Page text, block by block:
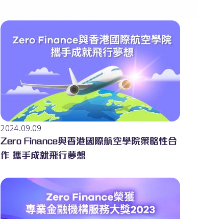
2024.09.09
Zero Finance與香港國際航空學院策略性合
作 攜手成就飛行夢想